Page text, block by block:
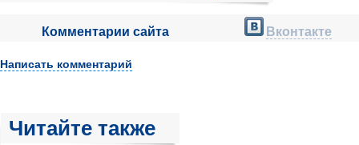
Комментарии сайта Вконтакте
Написать комментарий
Читайте также